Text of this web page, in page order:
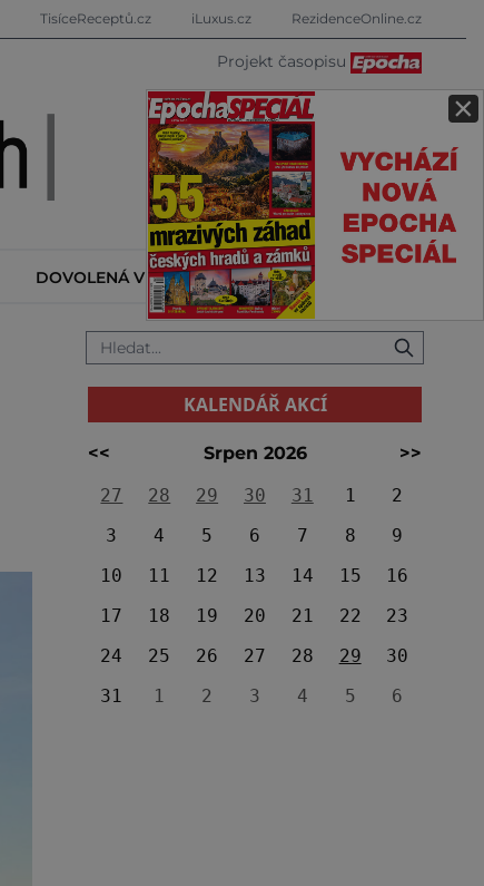
×
TisíceReceptů.cz iLuxus.cz RezidenceOnline.cz
Projekt časopisu
DOVOLENÁ V ZAHRANIČÍ KALENDÁŘ AKCÍ
KALENDÁŘ AKCÍ
<< Srpen 2026
>>
27
28 29 30 31 1
2
3
4 5 6 7 8
9
10
11 12 13 14 15
16
17
18 19 20 21 22
23
24
25 26 27 28 29
30
31
1 2 3 4 5 6